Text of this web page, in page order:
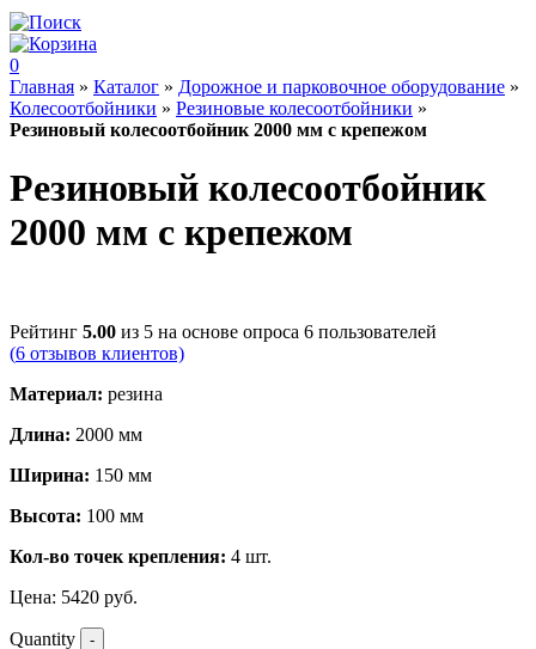
0
Главная » Каталог » Дорожное и парковочное оборудование »
Колесоотбойники » Резиновые колесоотбойники »
Резиновый колесоотбойник 2000 мм с крепежом
Резиновый колесоотбойник
2000 мм с крепежом
Рейтинг 5.00 из 5 на основе опроса 6 пользователей
(6 отзывов клиентов)
Материал: резина
Длина: 2000 мм
Ширина: 150 мм
Высота: 100 мм
Кол-во точек крепления: 4 шт.
Цена: 5420 руб.
Quantity -